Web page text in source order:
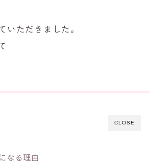
ただきました。
CLOSE
なる理由